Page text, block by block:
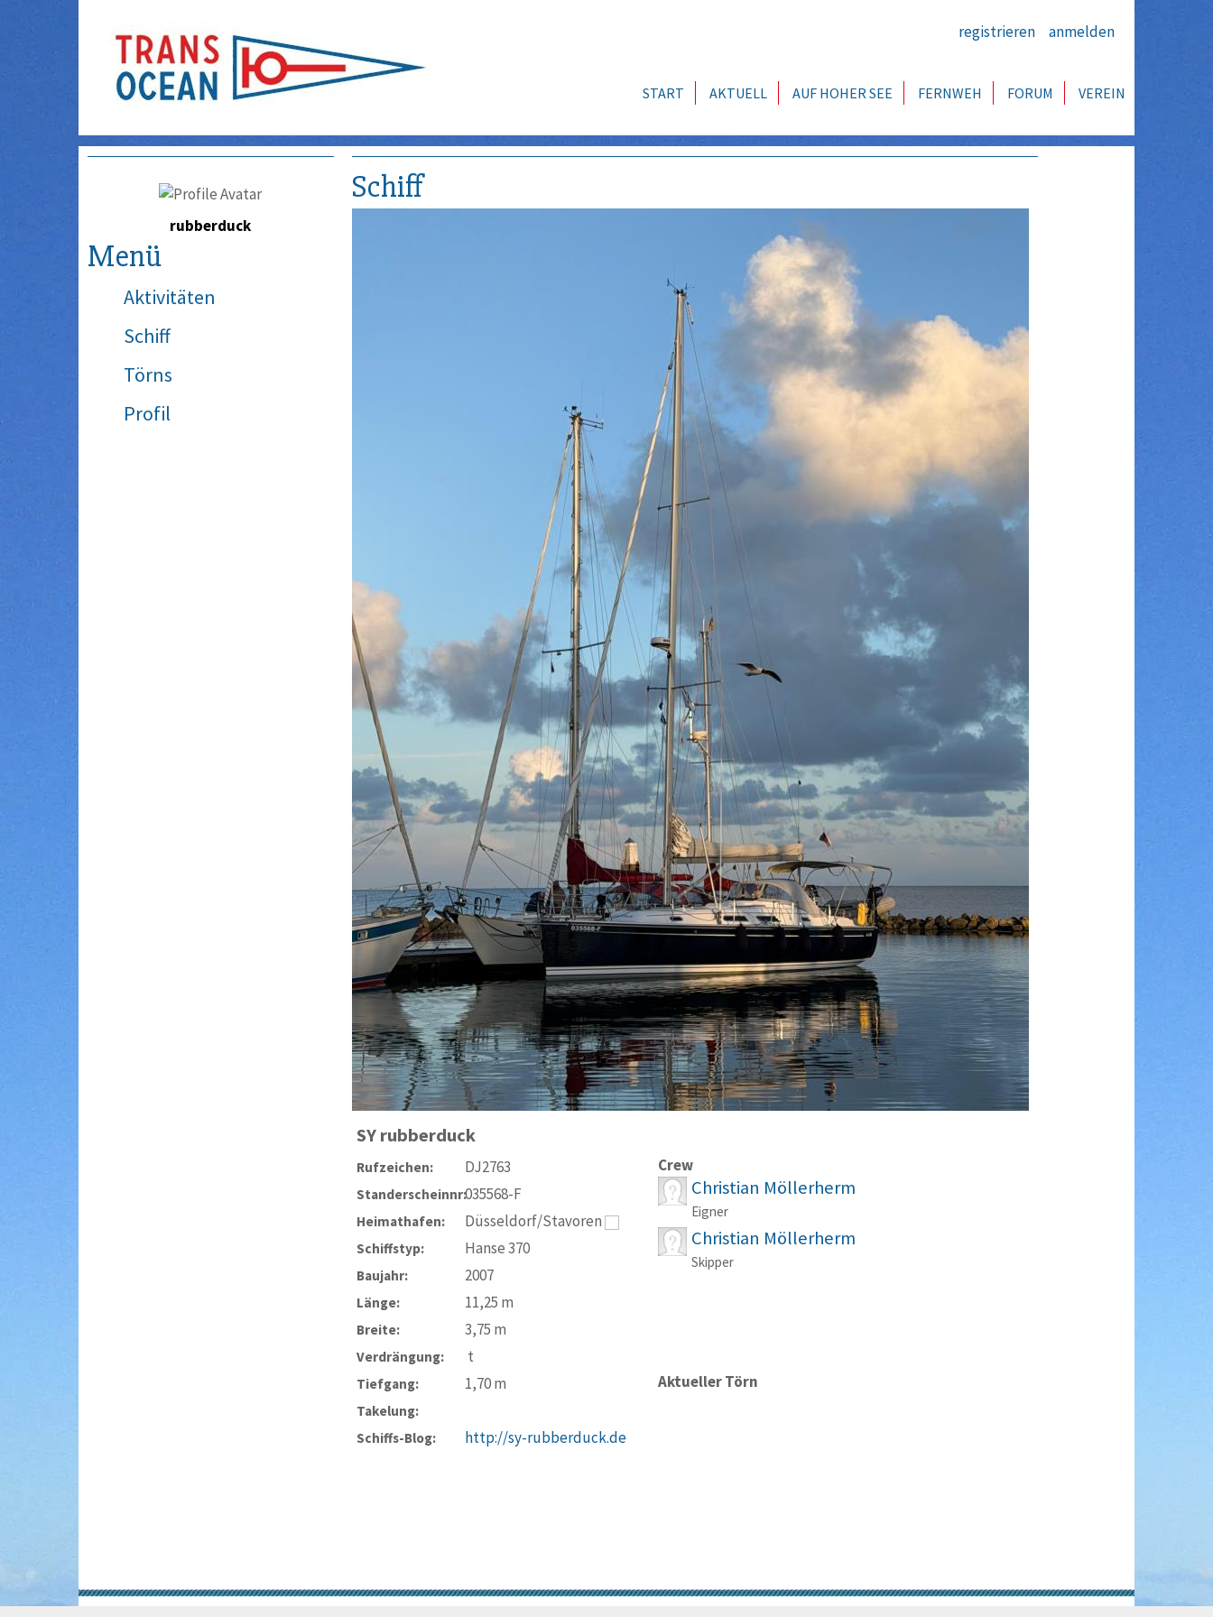
registrieren anmelden
START AKTUELL AUF HOHER SEE FERNWEH FORUM VEREIN
rubberduck
Menü
Aktivitäten
Schiff
Törns
Profil
Schiff
SYrubberduck
Rufzeichen: DJ2763
Standerscheinnr:035568-F
Heimathafen: Düsseldorf/Stavoren
Schiffstyp: Hanse 370
Baujahr: 2007
Länge: 11,25 m
Breite: 3,75 m
Verdrängung: t
Tiefgang: 1,70m
Takelung:
Schiffs-Blog:
http://sy-rubberduck.de
Crew
Christian Möllerherm
Eigner
Christian Möllerherm
Skipper
Aktueller Törn